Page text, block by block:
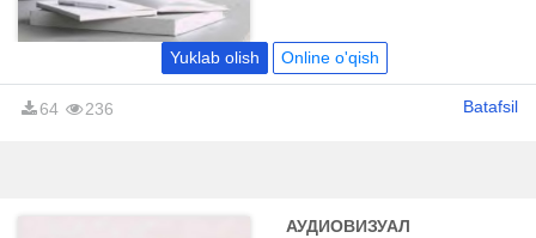
Yuklab olish Online o'qish
64 236 Batafsil
АУДИОВИЗУАЛ